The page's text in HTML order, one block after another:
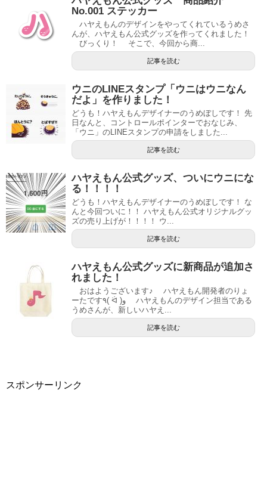
No.001 ステッカー
ハヤえもんのデザインをやってくれているうめさ
んが、ハヤえもん公式グッズを作ってくれました！
びっくり！ そこで、今回から商...
記事を読む
ウニのLINEスタンプ「ウニはウニなん
だよ」を作りました！
どうも！ハヤえもんデザイナーのうめぼしです！ 先
日なんと、コントロールポインターでおなじみ、
「ウニ」のLINEスタンプの申請をしました...
記事を読む
ハヤえもん公式グッズ、ついにウニにな
る！！！！
どうも！ハヤえもんデザイナーのうめぼしです！ な
んと今回ついに！！ ハヤえもん公式オリジナルグッ
ズの売り上げが！！！！ ウ...
記事を読む
ハヤえもん公式グッズに新商品が追加さ
れました！
おはようございます♪ ハヤえもん開発者のりょ
ーたです٩( ᐛ )و ハヤえもんのデザイン担当である
うめさんが、新しいハヤえ...
記事を読む
スポンサーリンク